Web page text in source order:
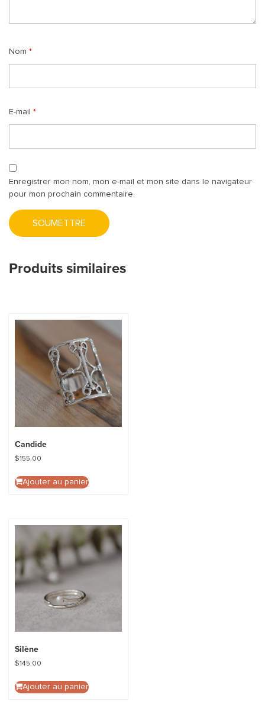
Nom *
E-mail *
Enregistrer mon nom, mon e-mail et mon site dans le navigateur
pour mon prochain commentaire.
Produits similaires
Candide
$155.00
Ajouter au panier
Silène
$145.00
Ajouter au panier